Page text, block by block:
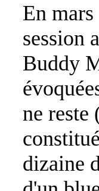
En
session
Buddy
ne reste
dizaine